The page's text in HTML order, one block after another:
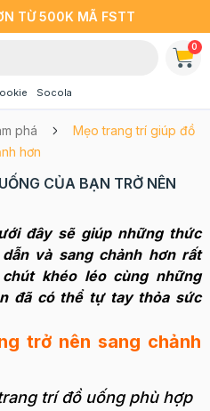
TỪ 500K MÃ FSTT
Socola
0
phá
Mẹo trang trí giúp đồ
hơn
CỦA BẠN TRỞ NÊN
đây sẽ giúp những thức
và sang chảnh hơn rất
khéo léo cùng những
đã có thể tự tay thỏa sức
trở nên sang chảnh
trí đồ uống phù hợp